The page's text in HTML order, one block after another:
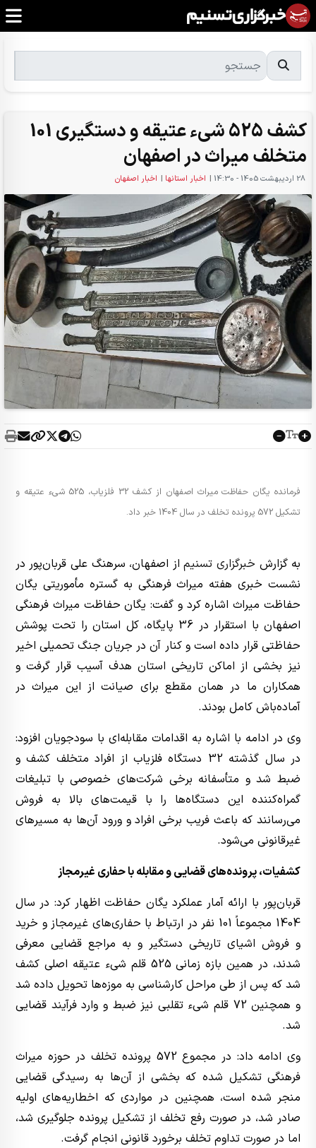
کشف 525 شیء عتیقه و دستگیری 101
متخلف میراث در اصفهان
28 ارديبهشت 1405 - 14:30 | اخبار استانها | اخبار اصفهان
فرمانده یگان حفاظت میراث اصفهان از کشف 32 فلزیاب، 525 شیء عتیقه و
تشکیل 572 پرونده تخلف در سال 1404 خبر داد.
به گزارش خبرگزاری تسنیماز اصفهان، سرهنگ علی قربان‌پور در
نشست خبری هفته میراث فرهنگی به گستره مأموریتی یگان
حفاظت میراث اشاره کرد و گفت: یگان حفاظت میراث فرهنگی
اصفهان با استقرار در 36 پایگاه، کل استان را تحت پوشش
حفاظتی قرار داده است و کنار آن در جریان جنگ تحمیلی اخیر
نیز بخشی از اماکن تاریخی استان هدف آسیب قرار گرفت و
همکاران ما در همان مقطع برای صیانت از این میراث در
آماده‌باش کامل بودند.
وی در ادامه با اشاره به اقدامات مقابله‌ای با سودجویان افزود:
در سال گذشته 32 دستگاه فلزیاب از افراد متخلف کشف و
ضبط شد و متأسفانه برخی شرکت‌های خصوصی با تبلیغات
گمراه‌کننده این دستگاه‌ها را با قیمت‌های بالا به فروش
می‌رسانند که باعث فریب برخی افراد و ورود آن‌ها به مسیرهای
غیرقانونی می‌شود.
کشفیات، پرونده‌های قضایی و مقابله با حفاری غیرمجاز
قربان‌پور با ارائه آمار عملکرد یگان حفاظت اظهار کرد: در سال
1404 مجموعاً 101 نفر در ارتباط با حفاری‌های غیرمجاز و خرید
و فروش اشیای تاریخی دستگیر و به مراجع قضایی معرفی
شدند، در همین بازه زمانی 525 قلم شیء عتیقه اصلی کشف
شد که پس از طی مراحل کارشناسی به موزه‌ها تحویل داده شد
و همچنین 72 قلم شیء تقلبی نیز ضبط و وارد فرآیند قضایی
شد.
وی ادامه داد: در مجموع 572 پرونده تخلف در حوزه میراث
فرهنگی تشکیل شده که بخشی از آن‌ها به رسیدگی قضایی
منجر شده است، همچنین در مواردی که اخطاریه‌های اولیه
صادر شد، در صورت رفع تخلف از تشکیل پرونده جلوگیری شد،
اما در صورت تداوم تخلف برخورد قانونی انجام گرفت.